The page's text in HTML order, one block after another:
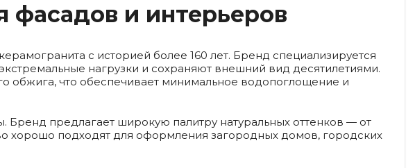
фасадов и интерьеров
с историей более 160 лет. Бренд специализируется
нагрузки и сохраняют внешний вид десятилетиями.
обжига, что обеспечивает минимальное водопоглощение и
Бренд предлагает широкую палитру натуральных оттенков — от
хорошо подходят для оформления загородных домов, городских